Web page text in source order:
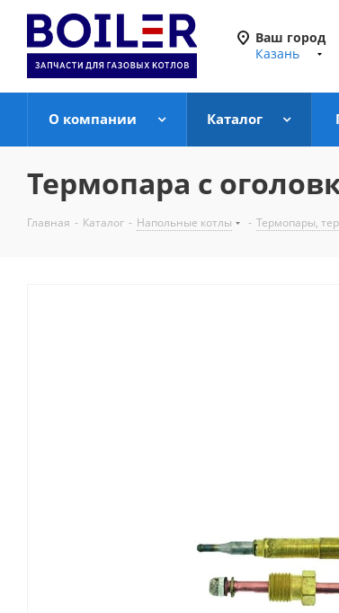
Ваш город
Казань
О компании Каталог
Термопара c
Главная - Каталог - Напольные котлы - Термопары,